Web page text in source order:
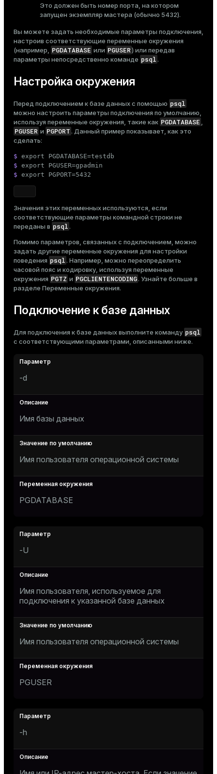
Это должен быть номер порта, на котором
запущен экземпляр мастера (обычно 5432).
Вы можете задать необходимые параметры подключения,
настроив соответствующие переменные окружения
(например,
PGDATABASE или PGUSER) или передав
параметры непосредственно команде psql .
Настройка окружения
Перед подключением к базе данных с помощью psql
можно настроить параметры подключения по умолчанию,
используя переменные окружения, такие как PGDATABASE ,
PGUSER и PGPORT. Данный пример показывает, как это
сделать:
$ export PGDATABASE=testdb
$ export PGUSER=gpadmin
$ export PGPORT=5432
Значения этих переменных используются, если
соответствующие параметры командной строки не
переданы в psql.
Помимо параметров, связанных с подключением, можно
задать другие переменные окружения для настройки
поведения psql. Например, можно переопределить
часовой пояс и кодировку, используя переменные
окружения PGTZ и PGCLIENTENCODING. Узнайте больше в
разделе Переменные окружения.
Подключение к базе данных
Для подключения к базе данных выполните команду psql
с соответствующими параметрами, описанными ниже.
-d
Имя базы данных
Имя пользователя операционной системы
PGDATABASE
-U
Имя пользователя, используемое для
подключения к указанной базе данных
Имя пользователя операционной системы
PGUSER
-h